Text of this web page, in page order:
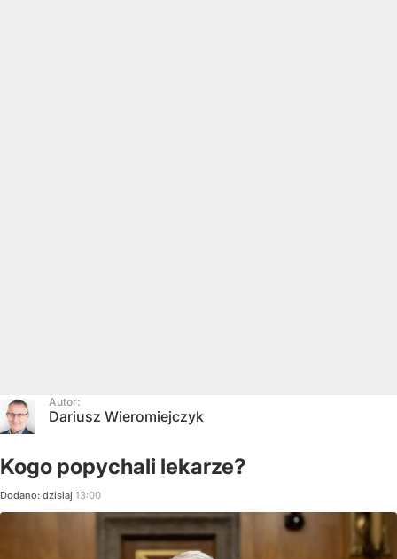
Autor:
Dariusz Wieromiejczyk
Kogo popychali lekarze?
Dodano: dzisiaj 13:00